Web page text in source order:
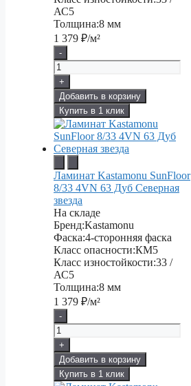
АС5
Толщина:8 мм
1 379 ₽/м²
-
+
Добавить в корзину
Купить в 1 клик
Ламинат Kastamonu SunFloor
8/33 4VN 63 Дуб Северная
звезда
На складе
Бренд:Kastamonu
Фаска:4-сторонняя фаска
Класс опасности:КМ5
Класс изностойкости:33 /
АС5
Толщина:8 мм
1 379 ₽/м²
-
+
Добавить в корзину
Купить в 1 клик